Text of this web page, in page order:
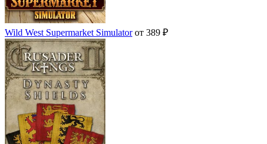
Wild West Supermarket Simulatorот 389 ₽